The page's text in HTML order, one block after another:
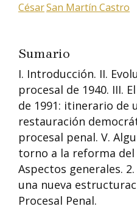
CésarSan Martín Castro
Sumario
I. Introducción. II.
procesal de 1940. III.
de 1991: itinerario de
restauración
procesal penal. V.
torno a la reforma del
Aspectos generales.
una nueva
Procesal Penal.